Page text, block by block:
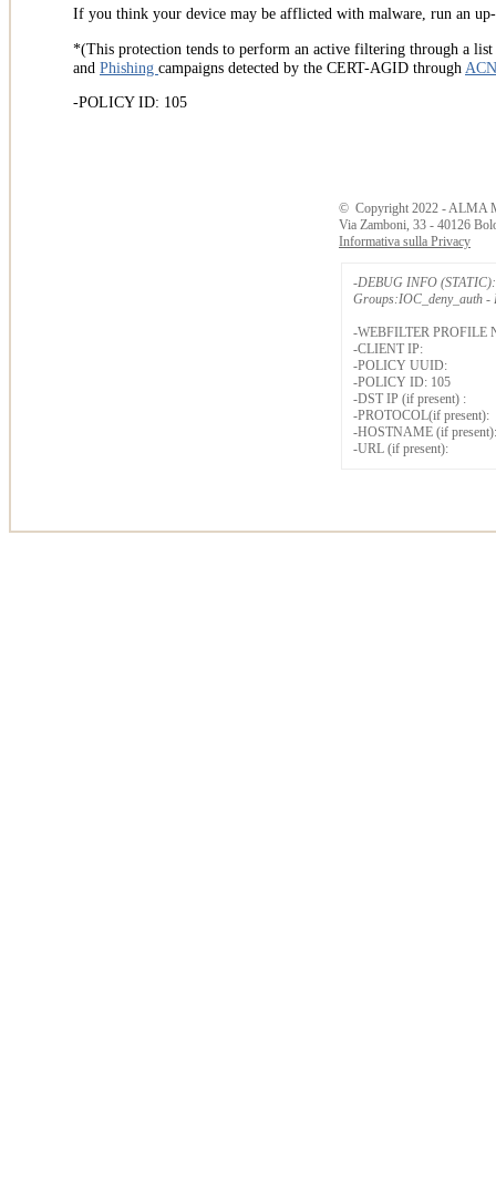
If you think your device may be afflicted with malware, run an
*(This protection tends to perform an active filtering through a
and Phishing campaigns detected by the CERT-AGID through
-POLICY ID: 105
© Copyright 2022 - ALMA
Via Zamboni, 33 - 40126
Informativa sulla Privacy
-DEBUG INFO (STATIC):
Groups:IOC_deny_auth -
-WEBFILTER PROFILE
-CLIENT IP:
-POLICY UUID:
-POLICY ID: 105
-DST IP (if present) :
-PROTOCOL(if present):
-HOSTNAME (if present):
-URL (if present):